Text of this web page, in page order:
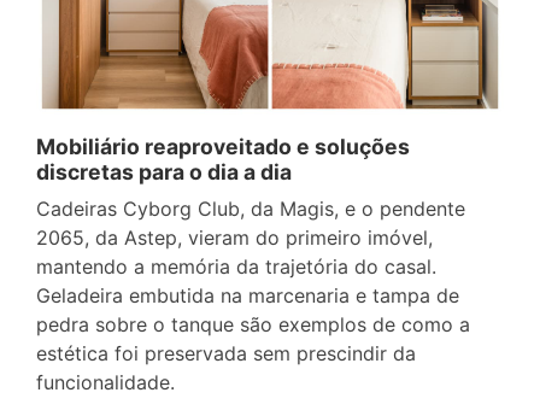
Mobiliário reaproveitado e soluções
discretas para o dia a dia
Cadeiras Cyborg Club, da Magis, e o pendente
2065, da Astep, vieram do primeiro imóvel,
mantendo a memória da trajetória do casal.
Geladeira embutida na marcenaria e tampa de
pedra sobre o tanque são exemplos de como a
estética foi preservada sem prescindir da
funcionalidade.